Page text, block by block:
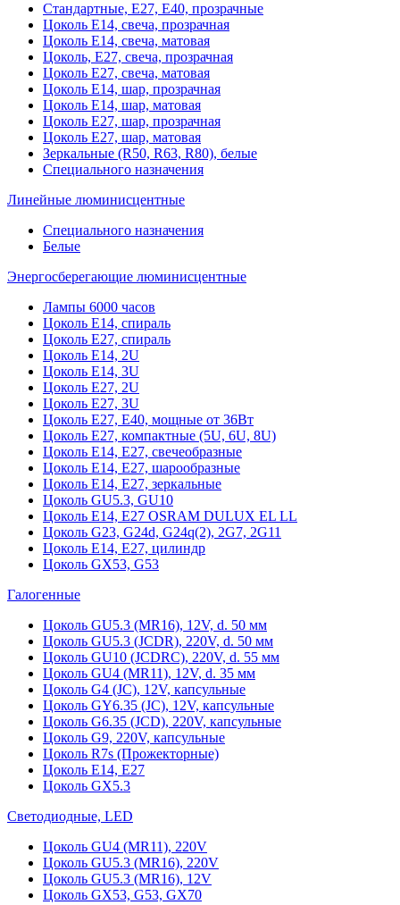
Стандартные, Е27, Е40, прозрачные
Цоколь Е14, свеча, прозрачная
Цоколь Е14, свеча, матовая
Цоколь, Е27, свеча, прозрачная
Цоколь Е27, свеча, матовая
Цоколь Е14, шар, прозрачная
Цоколь Е14, шар, матовая
Цоколь Е27, шар, прозрачная
Цоколь Е27, шар, матовая
Зеркальные (R50, R63, R80), белые
Специального назначения
Линейные люминисцентные
Специального назначения
Белые
Энергосберегающие люминисцентные
Лампы 6000 часов
Цоколь Е14, спираль
Цоколь Е27, спираль
Цоколь Е14, 2U
Цоколь Е14, 3U
Цоколь Е27, 2U
Цоколь Е27, 3U
Цоколь Е27, Е40, мощные от 36Вт
Цоколь Е27, компактные (5U, 6U, 8U)
Цоколь Е14, Е27, свечеобразные
Цоколь Е14, Е27, шарообразные
Цоколь Е14, Е27, зеркальные
Цоколь GU5.3, GU10
Цоколь Е14, Е27 OSRAM DULUX EL LL
Цоколь G23, G24d, G24q(2), 2G7, 2G11
Цоколь Е14, Е27, цилиндр
Цоколь GX53, G53
Галогенные
Цоколь GU5.3 (MR16), 12V, d. 50 мм
Цоколь GU5.3 (JCDR), 220V, d. 50 мм
Цоколь GU10 (JCDRC), 220V, d. 55 мм
Цоколь GU4 (MR11), 12V, d. 35 мм
Цоколь G4 (JC), 12V, капсульные
Цоколь GY6.35 (JC), 12V, капсульные
Цоколь G6.35 (JCD), 220V, капсульные
Цоколь G9, 220V, капсульные
Цоколь R7s (Прожекторные)
Цоколь E14, E27
Цоколь GX5.3
Светодиодные, LED
Цоколь GU4 (MR11), 220V
Цоколь GU5.3 (MR16), 220V
Цоколь GU5.3 (MR16), 12V
Цоколь GX53, G53, GX70